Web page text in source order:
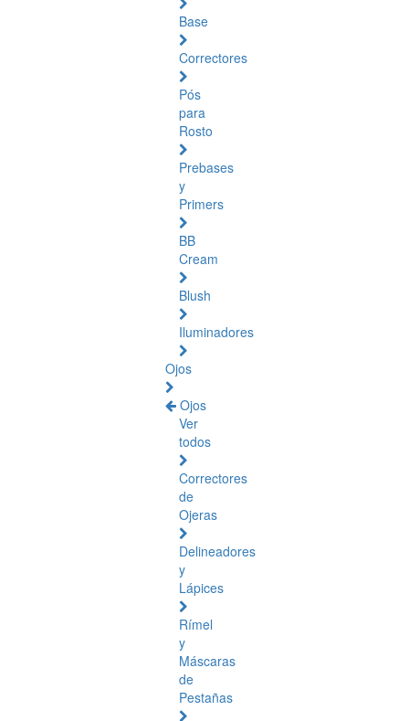
Base
Correctores
Pós
para
Rosto
Prebases
y
Primers
BB
Cream
Blush
Iluminadores
Ojos
Ojos
Ver
todos
Correctores
de
Ojeras
Delineadores
y
Lápices
Rímel
y
Máscaras
de
Pestañas